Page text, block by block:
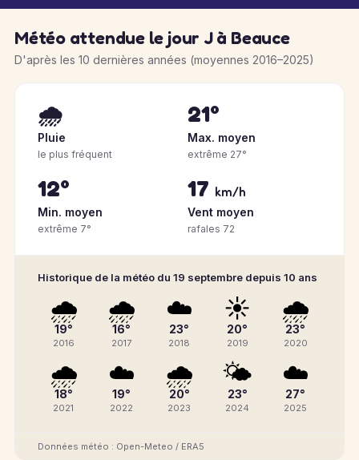
Météo attendue le jour J à Beauce
D'après les 10 dernières années (moyennes 2016–2025)
🌧️
Pluie
le plus fréquent
21°
Max. moyen
extrême 27°
12°
Min. moyen
extrême 7°
17 km/h
Vent moyen
rafales 72
Historique de la météo du 19 septembre depuis 10 ans
🌧️
19°
2016
🌧️
16°
2017
☁️
23°
2018
☀️
20°
2019
🌧️
23°
2020
🌧️
18°
2021
☁️
19°
2022
🌧️
20°
2023
🌤️
23°
2024
☁️
27°
2025
Données météo : Open-Meteo / ERA5